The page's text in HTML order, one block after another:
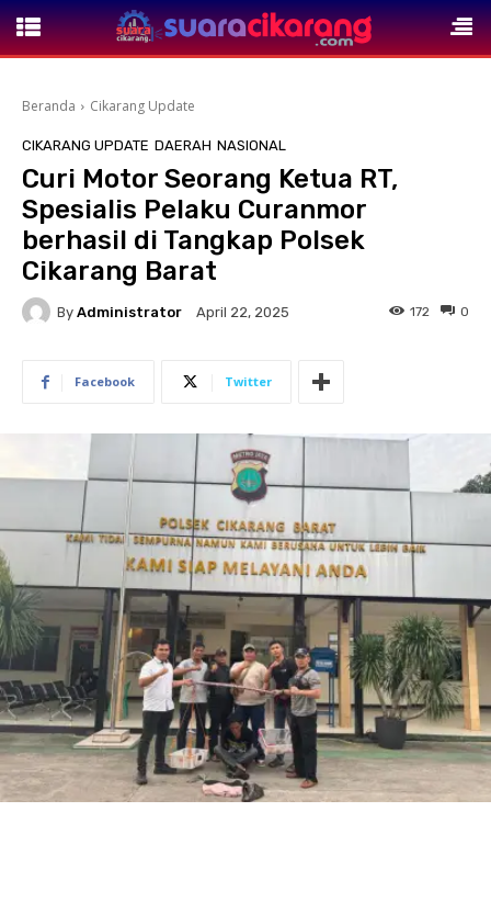
Beranda Cikarang Update
CIKARANG UPDATE DAERAH NASIONAL
Curi Motor Seorang Ketua RT,
Spesialis Pelaku Curanmor
berhasil di Tangkap Polsek
Cikarang Barat
By Administrator April 22, 2025 0
172
Facebook Twitter